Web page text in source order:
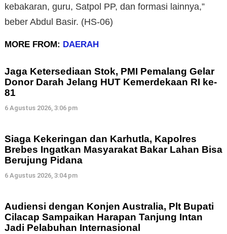
kebakaran, guru, Satpol PP, dan formasi lainnya,”
beber Abdul Basir. (HS-06)
MORE FROM: DAERAH
Jaga Ketersediaan Stok, PMI Pemalang Gelar
Donor Darah Jelang HUT Kemerdekaan RI ke-
81
6 Agustus 2026, 3:06 pm
Siaga Kekeringan dan Karhutla, Kapolres
Brebes Ingatkan Masyarakat Bakar Lahan Bisa
Berujung Pidana
6 Agustus 2026, 3:04 pm
Audiensi dengan Konjen Australia, Plt Bupati
Cilacap Sampaikan Harapan Tanjung Intan
Jadi Pelabuhan Internasional